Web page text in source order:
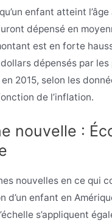
enfant atteint
dépensé en
est en forte
dépensés par
2015, selon les
de l’inflation.
nouvelle :
nouvelles en ce qui
d’un enfant en
s’appliquent